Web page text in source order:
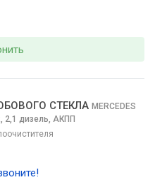
CТЕКЛА MERCEDES
2,1 дизель, АКПП